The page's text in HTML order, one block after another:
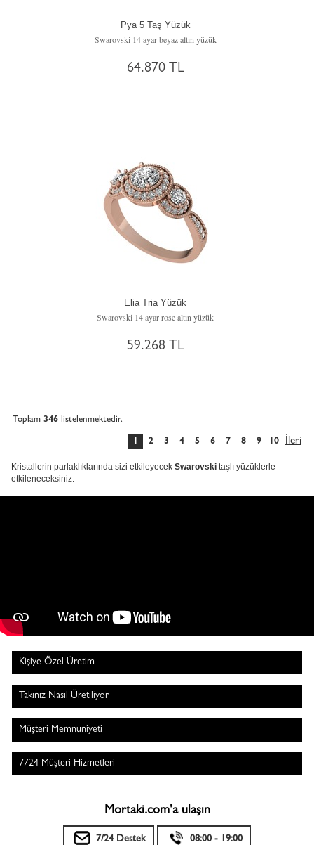
Pya 5 Taş Yüzük
Swarovski 14 ayar beyaz altın yüzük
64.870 TL
Elia Tria Yüzük
Swarovski 14 ayar rose altın yüzük
59.268 TL
Toplam 346 listelenmektedir.
İleri
1 2 3 4 5 6 7 8 9 10
Kristallerin parlaklıklarında sizi etkileyecek Swarovski taşlı yüzüklerle
etkileneceksiniz.
Kişiye Özel Üretim
Takınız Nasıl Üretiliyor
Müşteri Memnuniyeti
7/24 Müşteri Hizmetleri
Mortaki.com'a ulaşın
7/24 Destek 08:00 - 19:00